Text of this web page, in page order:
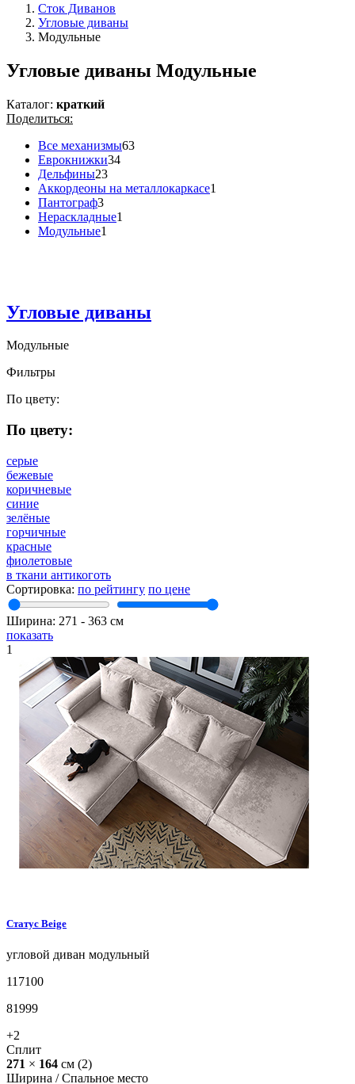
Сток Диванов
Угловые диваны
Модульные
Угловые диваны Модульные
Каталог: краткий
Поделиться:
Все механизмы63
Еврокнижки34
Дельфины23
Аккордеоны на металлокаркасе1
Пантограф3
Нераскладные1
Модульные1
Угловые диваны
Модульные
Фильтры
По цвету:
По цвету:
серые
бежевые
коричневые
синие
зелёные
горчичные
красные
фиолетовые
в ткани антикоготь
Сортировка: по рейтингу по цене
Ширина: 271 ‐ 363 см
показать
1
Статус Beige
угловой диван модульный
117100
81999
+2
Сплит
271 × 164 см (2)
Ширина /Спальное место